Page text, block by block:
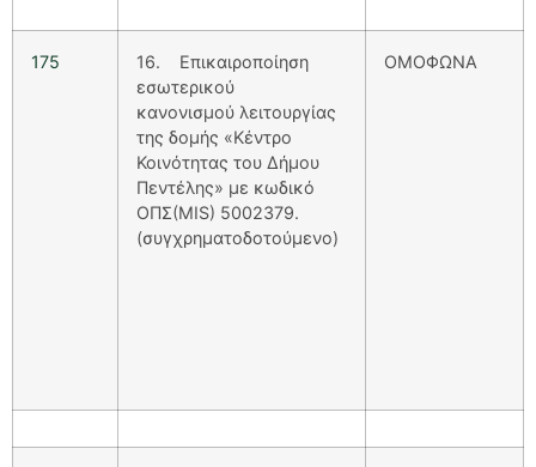
175
16. Επικαιροποίηση
εσωτερικού
κανονισμού λειτουργίας
της δομής «Κέντρο
Κοινότητας του Δήμου
Πεντέλης» με κωδικό
ΟΠΣ(MIS) 5002379.
(συγχρηματοδοτούμενο)
ΟΜΟΦΩΝΑ